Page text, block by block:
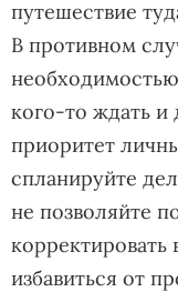
путешествие
В противном
кого-то ждать и
приоритет
спланируйте
не позволяйте
избавиться от